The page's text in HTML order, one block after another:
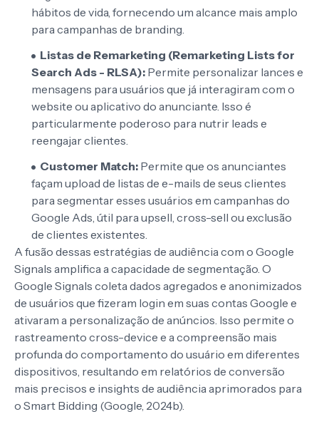
hábitos de vida, fornecendo um alcance mais amplo
para campanhas de branding.
Listas de Remarketing (Remarketing Lists for
Search Ads - RLSA): Permite personalizar lances e
mensagens para usuários que já interagiram com o
website ou aplicativo do anunciante. Isso é
particularmente poderoso para nutrir leads e
reengajar clientes.
Customer Match: Permite que os anunciantes
façam upload de listas de e-mails de seus clientes
para segmentar esses usuários em campanhas do
Google Ads, útil para upsell, cross-sell ou exclusão
de clientes existentes.
A fusão dessas estratégias de audiência com o Google
Signals amplifica a capacidade de segmentação. O
Google Signals coleta dados agregados e anonimizados
de usuários que fizeram login em suas contas Google e
ativaram a personalização de anúncios. Isso permite o
rastreamento cross-device e a compreensão mais
profunda do comportamento do usuário em diferentes
dispositivos, resultando em relatórios de conversão
mais precisos e insights de audiência aprimorados para
o Smart Bidding (Google, 2024b).